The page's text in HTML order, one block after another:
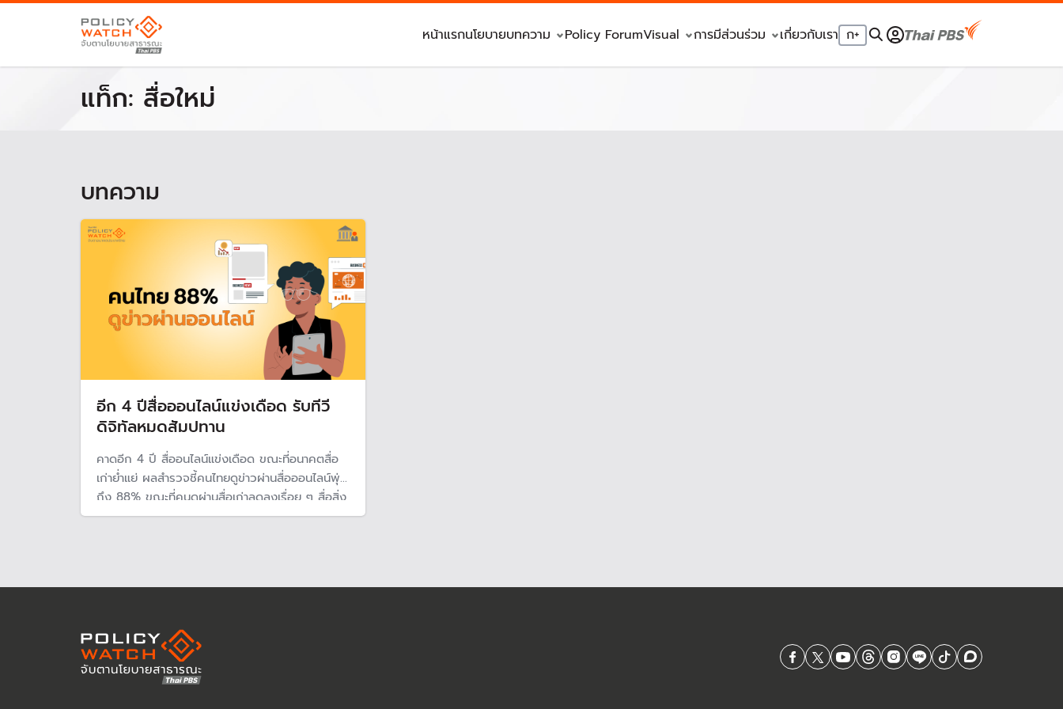
หน้าแรกนโยบายบทความ Policy ForumVisual การมีส่วนร่วม เกี่ยวกับเรา ก+
แท็ก: สื่อใหม่
บทความ
อีก 4 ปีสื่อออนไลน์แข่งเดือด รับทีวี
ดิจิทัลหมดสัมปทาน
คาดอีก 4 ปี สื่ออนไลน์แข่งเดือด ขณะที่อนาคตสื่อ
เก่าย่ำแย่ ผลสำรวจชี้คนไทยดูข่าวผ่านสื่อออนไลน์พุ่ง
ถึง 88% ขณะที่คนดูผ่านสื่อเก่าลดลงเรื่อย ๆ สื่อสิ่ง
พิมพ์น้อยสุด สื่อทีวีคนไทยไม่ถึงครึ่งติดตามดู แม้คน